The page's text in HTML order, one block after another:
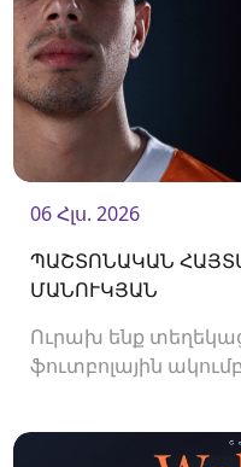
06 Հլս. 2026
ՊԱՇՏՈՆԱԿԱՆ
ՄԱՆՈՒԿՅԱՆ
Ուրախ ենք
ֆուտբոլային